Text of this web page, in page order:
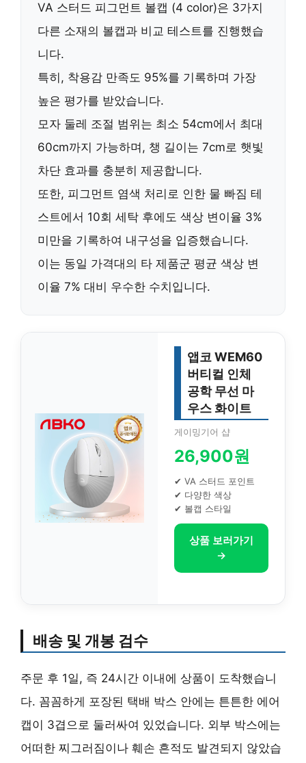
VA 스터드 피그먼트 볼캡 (4 color)은 3가지
다른 소재의 볼캡과 비교 테스트를 진행했습
니다.
특히, 착용감 만족도 95%를 기록하며 가장
높은 평가를 받았습니다.
모자 둘레 조절 범위는 최소 54cm에서 최대
60cm까지 가능하며, 챙 길이는 7cm로 햇빛
차단 효과를 충분히 제공합니다.
또한, 피그먼트 염색 처리로 인한 물 빠짐 테
스트에서 10회 세탁 후에도 색상 변이율 3%
미만을 기록하여 내구성을 입증했습니다.
이는 동일 가격대의 타 제품군 평균 색상 변
이율 7% 대비 우수한 수치입니다.
앱코 WEM60
버티컬 인체
공학 무선 마
우스 화이트
게이밍기어 샵
26,900원
✔ VA 스터드 포인트
✔ 다양한 색상
✔ 볼캡 스타일
상품 보러가기
→
배송 및 개봉 검수
주문 후 1일, 즉 24시간 이내에 상품이 도착했습니
다. 꼼꼼하게 포장된 택배 박스 안에는 튼튼한 에어
캡이 3겹으로 둘러싸여 있었습니다. 외부 박스에는
어떠한 찌그러짐이나 훼손 흔적도 발견되지 않았습